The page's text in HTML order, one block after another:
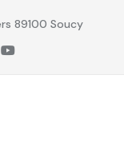
89100 Soucy